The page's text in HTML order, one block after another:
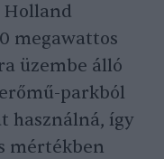
megawattos
üzembe álló
parkból
használná, így
mértékben